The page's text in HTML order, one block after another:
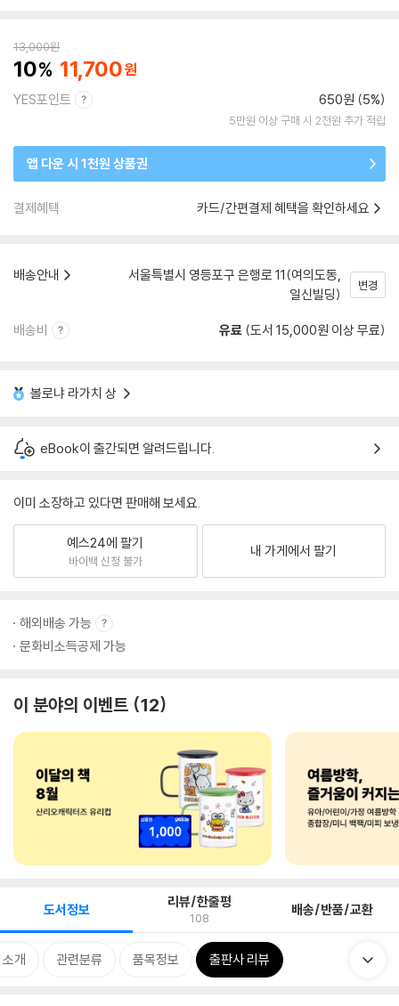
13,000원
10 11,700
YES포인트 650원 (5%)
5만원 이상 구매 시 2천원 추가 적립
앱 다운 시 1천원 상품권
결제혜택 카드/간편결제 혜택을 확인하세요
배송안내
서울특별시 영등포구 은행로 11(여의도동,
일신빌딩)
변경
배송비 유료 (도서 15,000원 이상 무료)
볼로냐 라가치 상
eBook이 출간되면 알려드립니다.
이미 소장하고 있다면 판매해 보세요.
예스24에 팔기
바이백 신청 불가
내 가게에서 팔기
해외배송 가능
문화비소득공제 가능
이 분야의 이벤트 12
도서정보 리뷰/한줄평
108 배송/반품/교환
개 관련분류 품목정보 출판사 리뷰